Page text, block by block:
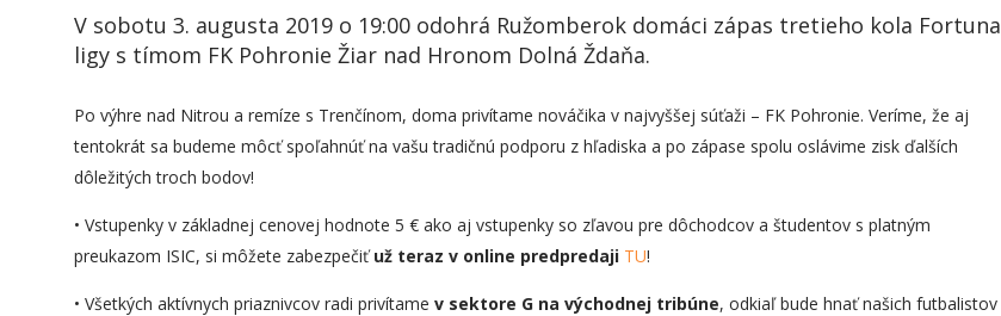
V sobotu 3. augusta 2019 o 19:00 odohrá Ružomberok domáci zápas tretieho kola Fortuna
ligy s tímom FK Pohronie Žiar nad Hronom Dolná Ždaňa.
Po výhre nad Nitrou a remíze s Trenčínom, doma privítame nováčika v najvyššej súťaži – FK Pohronie. Veríme, že aj
tentokrát sa budeme môcť spoľahnúť na vašu tradičnú podporu z hľadiska a po zápase spolu oslávime zisk ďalších
dôležitých troch bodov!
• Vstupenky v základnej cenovej hodnote 5 € ako aj vstupenky so zľavou pre dôchodcov a študentov s platným
preukazom ISIC, si môžete zabezpečiťuž teraz v online predpredaji TU!
• Všetkých aktívnych priaznivcov radi privítame v sektore G na východnej tribúne, odkiaľ bude hnať našich futbalistov